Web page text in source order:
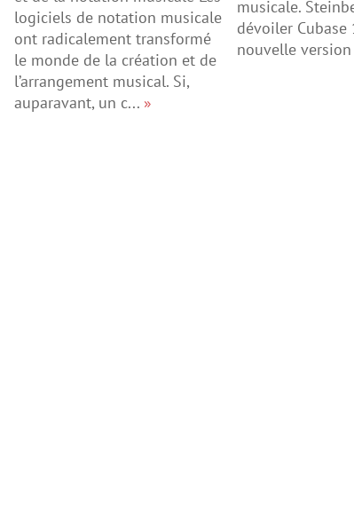
logiciels de notation musicale
ont radicalement transformé
le monde de la création et de
l’arrangement musical. Si,
auparavant, un c... »
musicale.
dévoiler Cubase
nouvelle